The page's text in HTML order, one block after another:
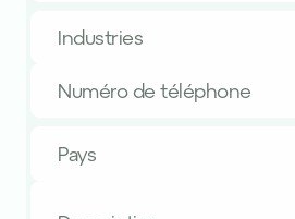
Industries